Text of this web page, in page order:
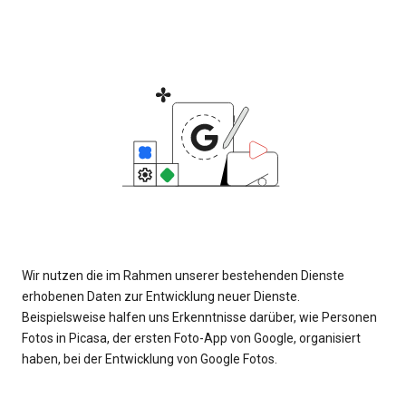
Wir nutzen die im Rahmen unserer bestehenden Dienste
erhobenen Daten zur Entwicklung neuer Dienste.
Beispielsweise halfen uns Erkenntnisse darüber, wie Personen
Fotos in Picasa, der ersten Foto-App von Google, organisiert
haben, bei der Entwicklung von Google Fotos.